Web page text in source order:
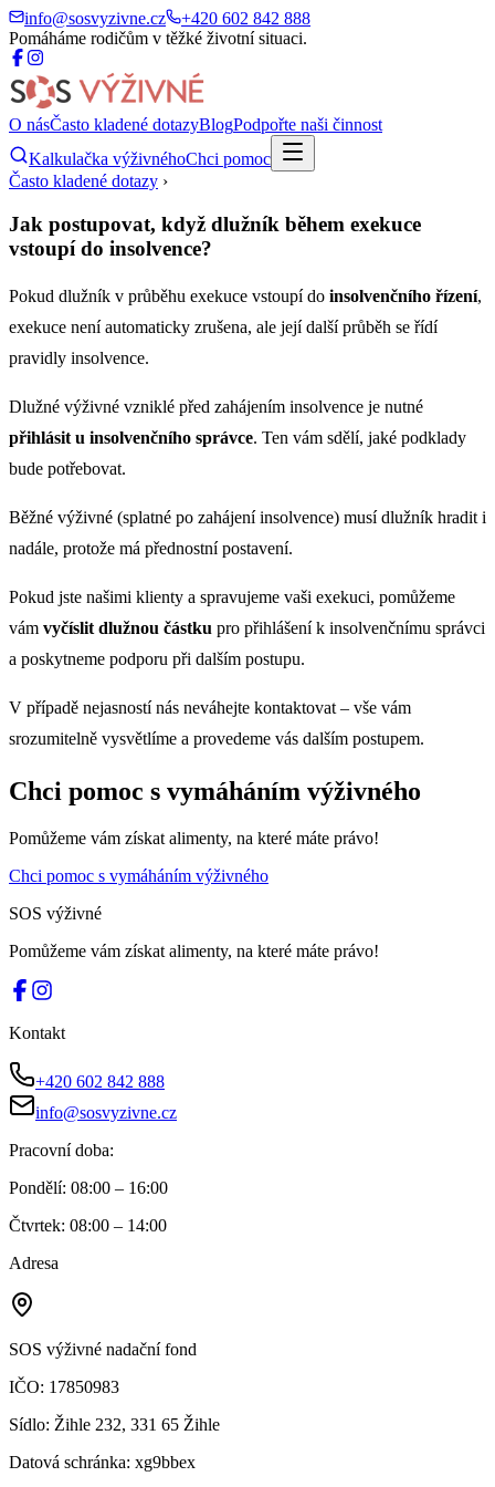
info@sosvyzivne.cz
+420 602 842 888
Pomáháme rodičům v těžké životní situaci.
O násČasto kladené dotazyBlogPodpořte naši činnost
Kalkulačka výživnéhoChci pomoc
Často kladené dotazy ›
Jak postupovat, když dlužník během exekuce
vstoupí do insolvence?
Pokud dlužník v průběhu exekuce vstoupí do insolvenčního řízení,
exekuce není automaticky zrušena, ale její další průběh se řídí
pravidly insolvence.
Dlužné výživné vzniklé před zahájením insolvence je nutné
přihlásit u insolvenčního správce. Ten vám sdělí, jaké podklady
bude potřebovat.
Běžné výživné (splatné po zahájení insolvence) musí dlužník hradit i
nadále, protože má přednostní postavení.
Pokud jste našimi klienty a spravujeme vaši exekuci, pomůžeme
vám vyčíslit dlužnou částku pro přihlášení k insolvenčnímu správci
a poskytneme podporu při dalším postupu.
V případě nejasností nás neváhejte kontaktovat – vše vám
srozumitelně vysvětlíme a provedeme vás dalším postupem.
Chci pomoc s vymáháním výživného
Pomůžeme vám získat alimenty, na které máte právo!
Chci pomoc s vymáháním výživného
SOS výživné
Pomůžeme vám získat alimenty, na které máte právo!
Kontakt
+420 602 842 888
info@sosvyzivne.cz
Pracovní doba:
Pondělí: 08:00 – 16:00
Čtvrtek: 08:00 – 14:00
Adresa
SOS výživné nadační fond
IČO: 17850983
Sídlo: Žihle 232, 331 65 Žihle
Datová schránka: xg9bbex